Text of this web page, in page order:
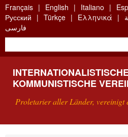
Skip
to
main
content
Français English Italiano
Русский
Türkçe Ελληνικά
فارسی
KOMMUNISTISCHE
Proletarier aller Länder, vereinigt